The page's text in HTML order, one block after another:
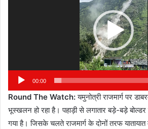
00:00
Round The Watch:यमुनोत्री राजमार्ग पर
भूस्खलन हो रहा है। पहाड़ी से लगातार बड़े-बड़े बोल्डर
गया है। जिसके चलते राजमार्ग के दोनों तरफ यातायात